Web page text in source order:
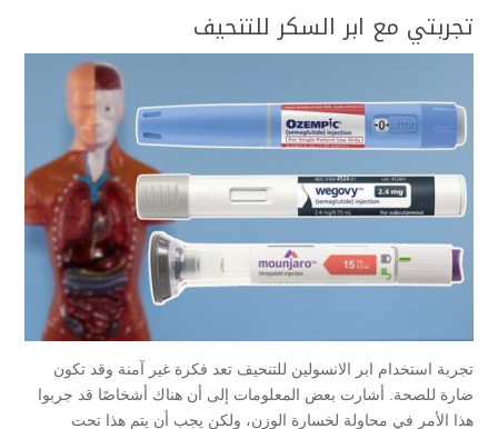
تجربتي مع ابر السكر للتنحيف
تجربة استخدام ابر الانسولين للتنحيف تعد فكرة غير آمنة وقد تكون
ضارة للصحة. أشارت بعض المعلومات إلى أن هناك أشخاصًا قد جربوا
هذا الأمر في محاولة لخسارة الوزن، ولكن يجب أن يتم هذا تحت